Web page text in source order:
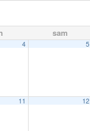
sam
4 5
11 12